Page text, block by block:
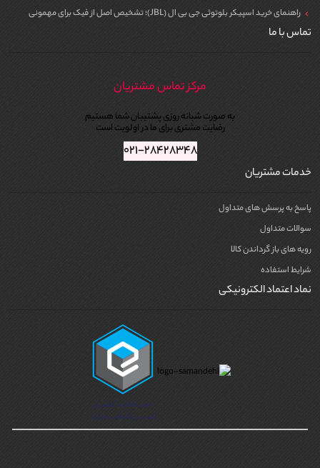
راهنمای خرید اسپیکر بلوتوثی جی بی ال (JBL)؛ تشخیص اصل از فیک برای مهمونی
تماس با ما
مرکز تماس مشتریان
به صورت شبانه روزی پشتیبان شما هستیم
رضایت مشتری برای ما در اولویت است
۰۲۱-۲۸۴۲۸۳۴۸
خدمات مشتریان
پاسخ به پرسش های متداول
سوالات متداول
رویه های باز گرداندن کالا
شرایط استفاده
نماد اعتماد الکترونیکی